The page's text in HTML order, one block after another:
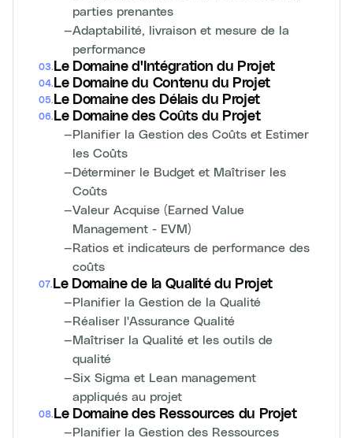
parties prenantes
—Adaptabilité, livraison et mesure de la
performance
03. Le Domaine d'Intégration du Projet
04. Le Domaine du Contenu du Projet
05. Le Domaine des Délais du Projet
06. Le Domaine des Coûts du Projet
—Planifier la Gestion des Coûts et Estimer
les Coûts
—Déterminer le Budget et Maîtriser les
Coûts
—Valeur Acquise (Earned Value
Management - EVM)
—Ratios et indicateurs de performance des
coûts
07. Le Domaine de la Qualité du Projet
—Planifier la Gestion de la Qualité
—Réaliser l'Assurance Qualité
—Maîtriser la Qualité et les outils de
qualité
—Six Sigma et Lean management
appliqués au projet
08. Le Domaine des Ressources du Projet
—Planifier la Gestion des Ressources